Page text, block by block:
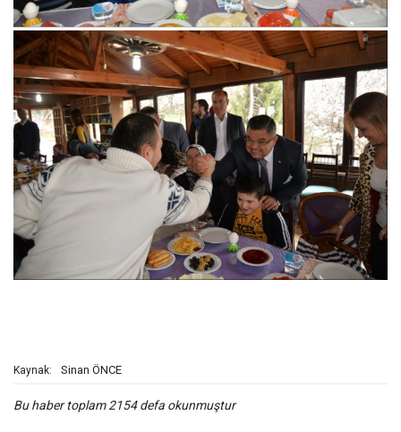
Kaynak: Sinan ÖNCE
Bu haber toplam 2154 defa okunmuştur